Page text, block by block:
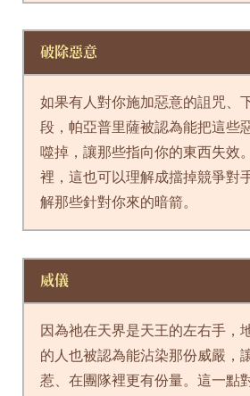
破除惡意
如果有人對你施加惡意的詛咒、
段，帕亞普里薩被認為能把這些
噬掉，讓那些指向你的東西失效
裡，這也可以理解成擋掉競爭對
解那些針對你來的暗箭。
威儀
因為祂在天界是天王的左右手，
的人也被認為能沾染那份威嚴，
惹、在團隊裡更有份量。這一點